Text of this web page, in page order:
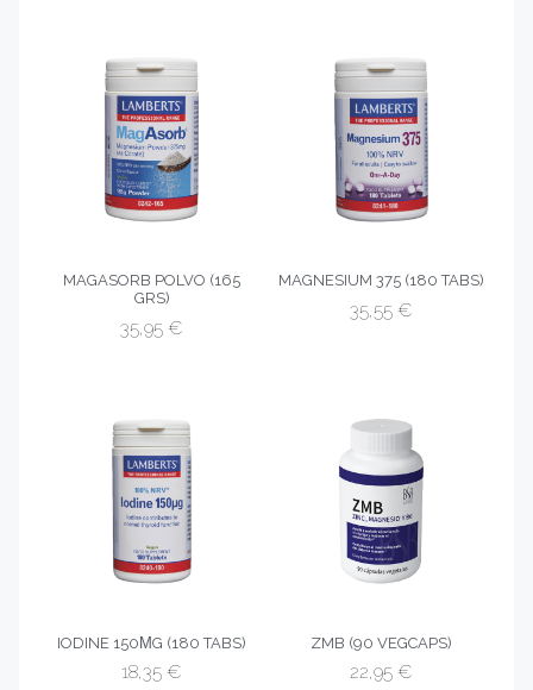
MAGASORB POLVO (165
GRS)
35,95 €
MAGNESIUM 375 (180 TABS)
35,55 €
IODINE 150ΜG (180 TABS)
18,35 €
ZMB (90 VEGCAPS)
22,95 €